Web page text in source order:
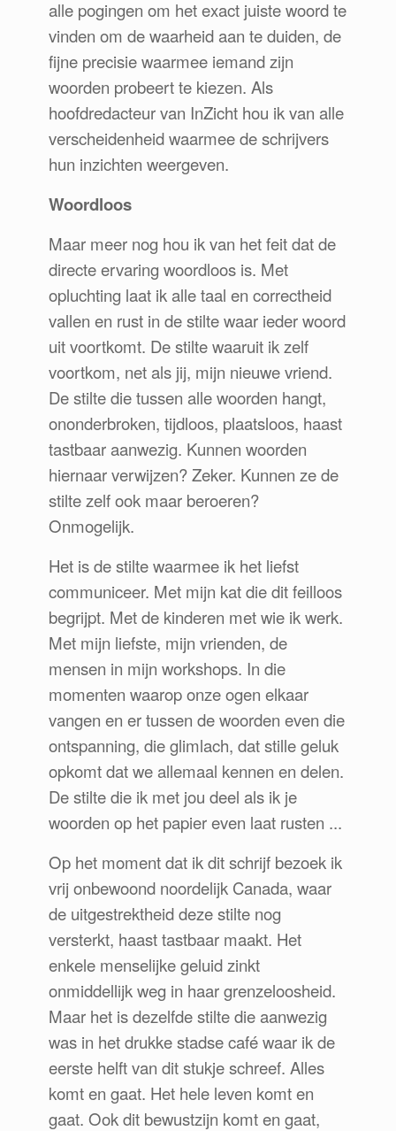
alle pogingen om het exact juiste woord te
vinden om de waarheid aan te duiden, de
fijne precisie waarmee iemand zijn
woorden probeert te kiezen. Als
hoofdredacteur van InZicht hou ik van alle
verscheidenheid waarmee de schrijvers
hun inzichten weergeven.
Woordloos
Maar meer nog hou ik van het feit dat de
directe ervaring woordloos is. Met
opluchting laat ik alle taal en correctheid
vallen en rust in de stilte waar ieder woord
uit voortkomt. De stilte waaruit ik zelf
voortkom, net als jij, mijn nieuwe vriend.
De stilte die tussen alle woorden hangt,
ononderbroken, tijdloos, plaatsloos, haast
tastbaar aanwezig. Kunnen woorden
hiernaar verwijzen? Zeker. Kunnen ze de
stilte zelf ook maar beroeren?
Onmogelijk.
Het is de stilte waarmee ik het liefst
communiceer. Met mijn kat die dit feilloos
begrijpt. Met de kinderen met wie ik werk.
Met mijn liefste, mijn vrienden, de
mensen in mijn workshops. In die
momenten waarop onze ogen elkaar
vangen en er tussen de woorden even die
ontspanning, die glimlach, dat stille geluk
opkomt dat we allemaal kennen en delen.
De stilte die ik met jou deel als ik je
woorden op het papier even laat rusten ...
Op het moment dat ik dit schrijf bezoek ik
vrij onbewoond noordelijk Canada, waar
de uitgestrektheid deze stilte nog
versterkt, haast tastbaar maakt. Het
enkele menselijke geluid zinkt
onmiddellijk weg in haar grenzeloosheid.
Maar het is dezelfde stilte die aanwezig
was in het drukke stadse café waar ik de
eerste helft van dit stukje schreef. Alles
komt en gaat. Het hele leven komt en
gaat. Ook dit bewustzijn komt en gaat,